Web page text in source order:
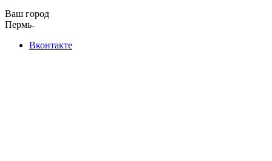
Ваш город
Пермь
Вконтакте